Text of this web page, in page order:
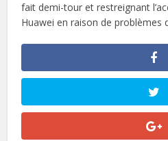
fait demi-tour et restreignant
Huawei en raison de problèmes